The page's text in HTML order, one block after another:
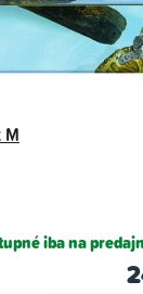
iba na